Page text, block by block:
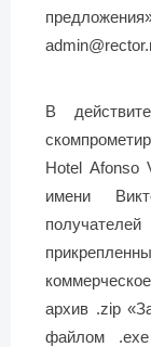
В
Hotel Afonso
имени
архив .zip
файлом